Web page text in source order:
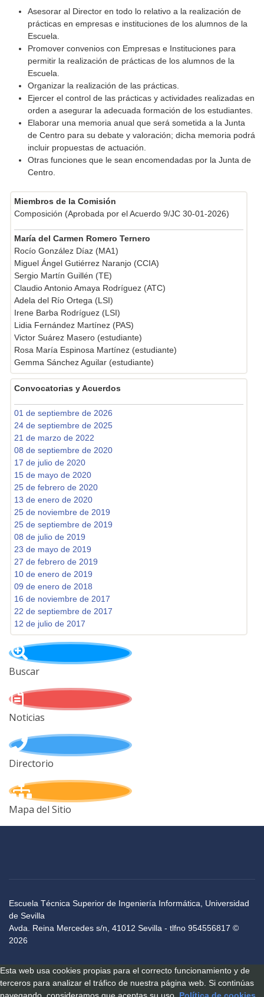
Asesorar al Director en todo lo relativo a la realización de
prácticas en empresas e instituciones de los alumnos de la
Escuela.
Promover convenios con Empresas e Instituciones para
permitir la realización de prácticas de los alumnos de la
Escuela.
Organizar la realización de las prácticas.
Ejercer el control de las prácticas y actividades realizadas en
orden a asegurar la adecuada formación de los estudiantes.
Elaborar una memoria anual que será sometida a la Junta
de Centro para su debate y valoración; dicha memoria podrá
incluir propuestas de actuación.
Otras funciones que le sean encomendadas por la Junta de
Centro.
Miembros de la Comisión
Composición (Aprobada por el Acuerdo 9/JC 30-01-2026)
María del Carmen Romero Ternero
Rocío González Díaz (MA1)
Miguel Ángel Gutiérrez Naranjo (CCIA)
Sergio Martín Guillén (TE)
Claudio Antonio Amaya Rodríguez (ATC)
Adela del Río Ortega (LSI)
Irene Barba Rodríguez (LSI)
Lidia Fernández Martínez (PAS)
Victor Suárez Masero (estudiante)
Rosa María Espinosa Martínez (estudiante)
Gemma Sánchez Aguilar (estudiante)
Convocatorias y Acuerdos
01 de septiembre de 2026
24 de septiembre de 2025
21 de marzo de 2022
08 de septiembre de 2020
17 de julio de 2020
15 de mayo de 2020
25 de febrero de 2020
13 de enero de 2020
25 de noviembre de 2019
25 de septiembre de 2019
08 de julio de 2019
23 de mayo de 2019
27 de febrero de 2019
10 de enero de 2019
09 de enero de 2018
16 de noviembre de 2017
22 de septiembre de 2017
12 de julio de 2017
Buscar
Noticias
Directorio
Mapa del Sitio
Escuela Técnica Superior de Ingeniería Informática, Universidad
de Sevilla
Avda. Reina Mercedes s/n, 41012 Sevilla - tlfno 954556817 ©
2026
Esta web usa cookies propias para el correcto funcionamiento y de
terceros para analizar el tráfico de nuestra página web. Si continúas
navegando, consideramos que aceptas su uso. Política de cookies